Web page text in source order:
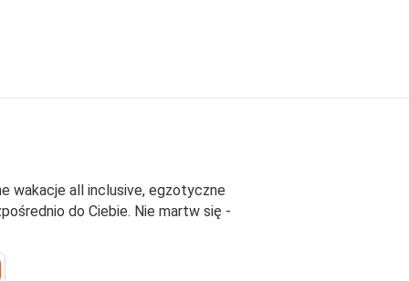
wakacje all inclusive, egzotyczne
do Ciebie. Nie martw się -